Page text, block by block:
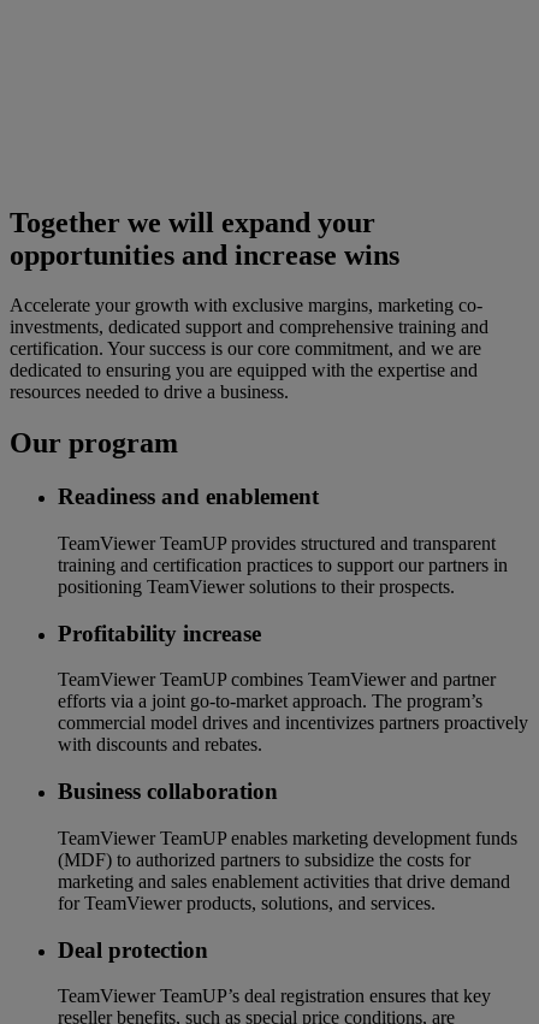
Together we will expand your
opportunities and increase wins
Accelerate your growth with exclusive margins, marketing co-
investments, dedicated support and comprehensive training and
certification. Your success is our core commitment, and we are
dedicated to ensuring you are equipped with the expertise and
resources needed to drive a business.
Our program
Readiness and enablement
TeamViewer TeamUP provides structured and transparent
training and certification practices to support our partners in
positioning TeamViewer solutions to their prospects.
Profitability increase
TeamViewer TeamUP combines TeamViewer and partner
efforts via a joint go-to-market approach. The program’s
commercial model drives and incentivizes partners proactively
with discounts and rebates.
Business collaboration
TeamViewer TeamUP enables marketing development funds
(MDF) to authorized partners to subsidize the costs for
marketing and sales enablement activities that drive demand
for TeamViewer products, solutions, and services.
Deal protection
TeamViewer TeamUP’s deal registration ensures that key
reseller benefits, such as special price conditions, are